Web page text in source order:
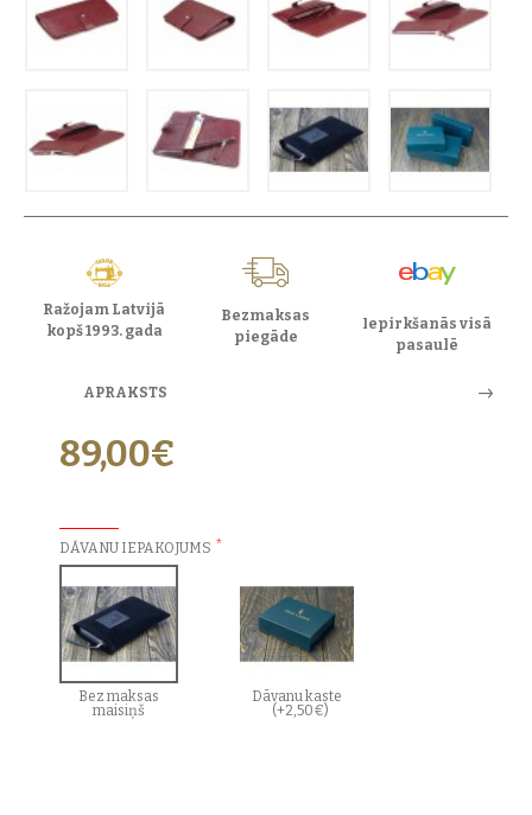
Ražojam Latvijā
kopš 1993. gada
Bezmaksas
piegāde
Iepirkšanās visā
pasaulē
APRAKSTS
89,00€
DĀVANU IEPAKOJUMS
Bez maksas
maisiņš
Dāvanu kaste
(+2,50€)